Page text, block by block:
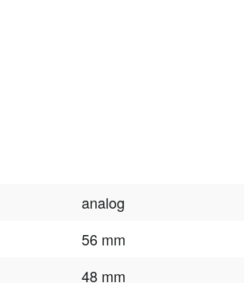
analog
56 mm
48 mm